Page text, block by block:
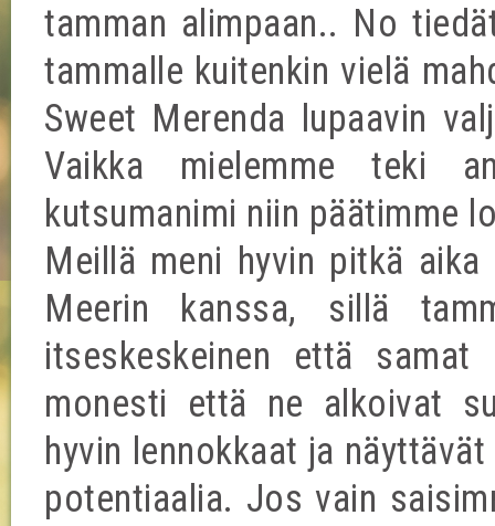
tamman alimpaan.. No
tammalle kuitenkin vielä
Sweet Merenda lupaavin
Vaikka mielemme teki
kutsumanimi niin päätimme
Meillä meni hyvin pitkä
Meerin kanssa, sillä
itseskeskeinen että
monesti että ne alkoivat
hyvin lennokkaat ja
potentiaalia. Jos vain